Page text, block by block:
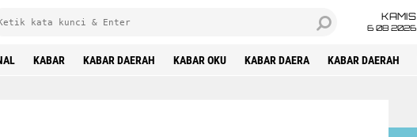
KAMIS
6 08 2026
KABAR KABAR DAERAH KABAR OKU KABAR DAERA KABAR DAERAH